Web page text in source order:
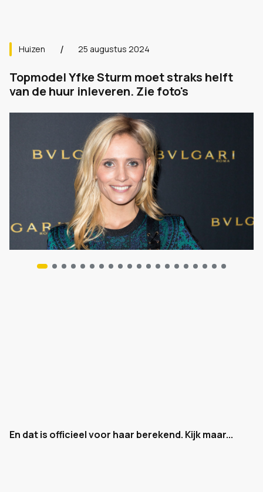
Huizen 25 augustus 2024
Topmodel Yfke Sturm moet straks helft
van de huur inleveren. Zie foto's
En dat is officieel voor haar berekend. Kijk maar...